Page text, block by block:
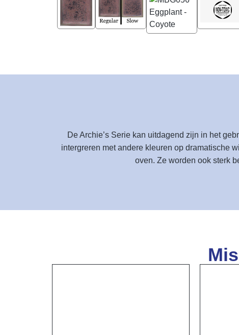
De Archie’s Serie kan uitdagend zijn in het
intergreren met andere kleuren op dramatische
oven. Ze worden ook sterk